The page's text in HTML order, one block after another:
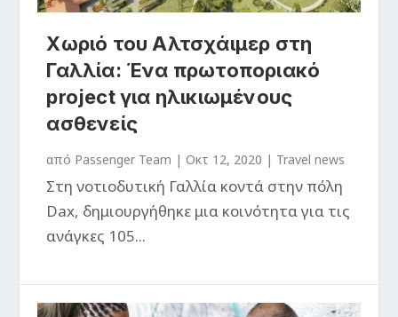
Χωριό του Αλτσχάιμερ στη
Γαλλία: Ένα πρωτοποριακό
project για ηλικιωμένους
ασθενείς
από Passenger Team |Οκτ 12, 2020 | Travel news
Στη νοτιοδυτική Γαλλία κοντά στην πόλη
Dax, δημιουργήθηκε μια κοινότητα για τις
ανάγκες 105...